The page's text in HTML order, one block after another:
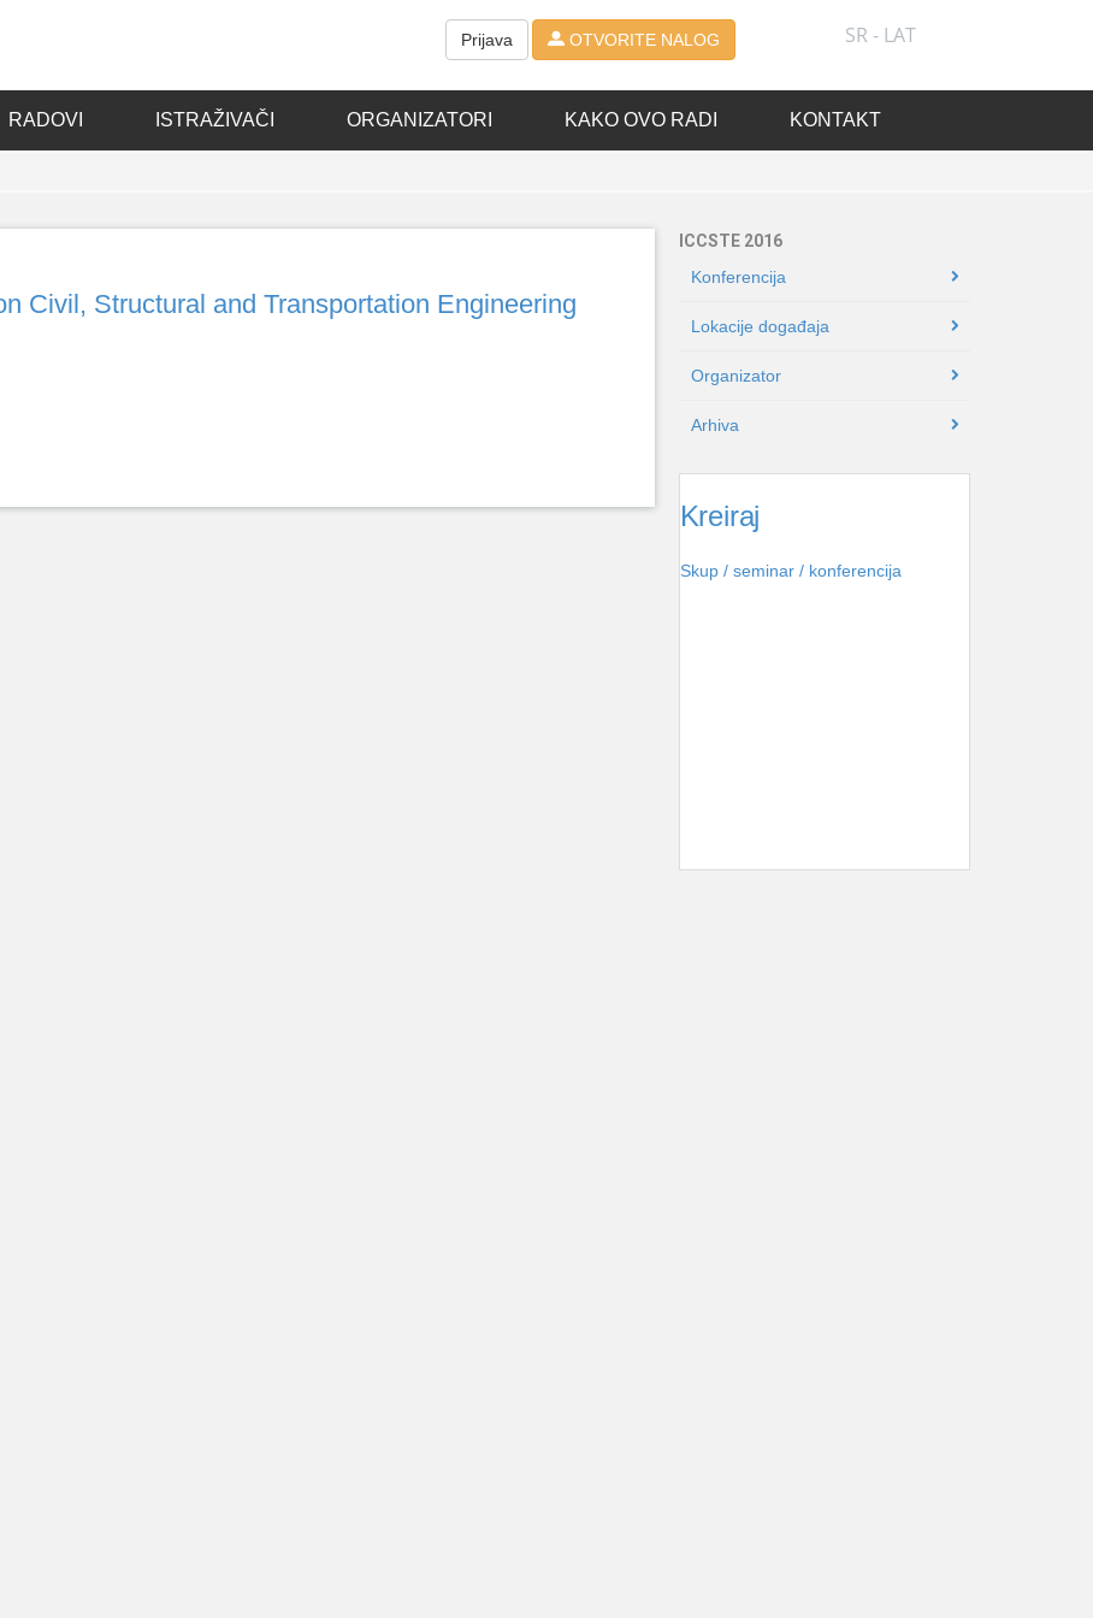
Prijava OTVORITE NALOG SR - LAT
RADOVI ISTRAŽIVAČI ORGANIZATORI KAKO OVO RADI KONTAKT
Civil, Structural and Transportation Engineering
ICCSTE 2016
Konferencija
Lokacije događaja
Organizator
Arhiva
Kreiraj
Skup / seminar / konferencija